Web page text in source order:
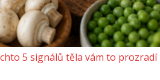
5 signálů těla vám to prozradí